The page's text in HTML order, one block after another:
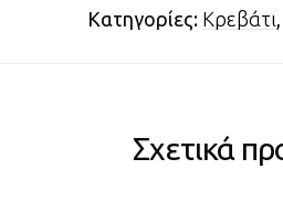
Κατηγορίες: Κρεβάτι,
Σχετικά